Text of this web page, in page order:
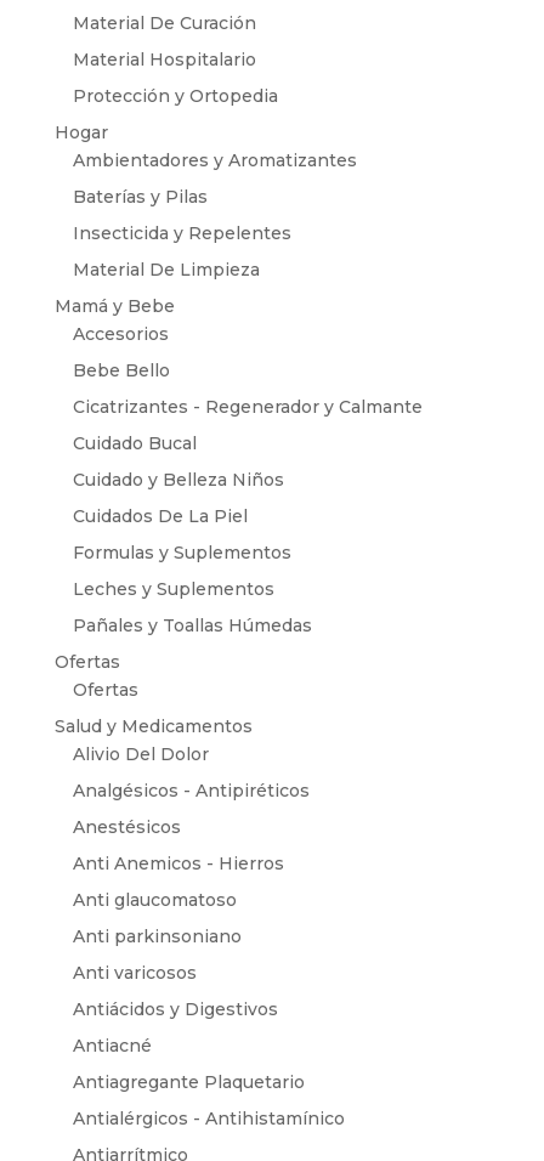
Material De Curación
Material Hospitalario
Protección y Ortopedia
Hogar
Ambientadores y Aromatizantes
Baterías y Pilas
Insecticida y Repelentes
Material De Limpieza
Mamá y Bebe
Accesorios
Bebe Bello
Cicatrizantes - Regenerador y Calmante
Cuidado Bucal
Cuidado y Belleza Niños
Cuidados De La Piel
Formulas y Suplementos
Leches y Suplementos
Pañales y Toallas Húmedas
Ofertas
Ofertas
Salud y Medicamentos
Alivio Del Dolor
Analgésicos - Antipiréticos
Anestésicos
Anti Anemicos - Hierros
Anti glaucomatoso
Anti parkinsoniano
Anti varicosos
Antiácidos y Digestivos
Antiacné
Antiagregante Plaquetario
Antialérgicos - Antihistamínico
Antiarrítmico